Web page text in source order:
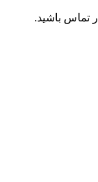
تماس باشید.